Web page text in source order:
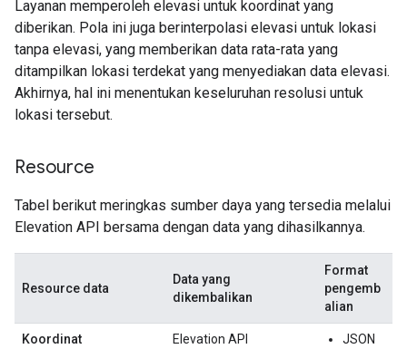
Layanan memperoleh elevasi untuk koordinat yang
diberikan. Pola ini juga berinterpolasi elevasi untuk lokasi
tanpa elevasi, yang memberikan data rata-rata yang
ditampilkan lokasi terdekat yang menyediakan data elevasi.
Akhirnya, hal ini menentukan keseluruhan resolusi untuk
lokasi tersebut.
Resource
Tabel berikut meringkas sumber daya yang tersedia melalui
Elevation API bersama dengan data yang dihasilkannya.
Resource data
Data yang
dikembalikan
Format
pengemb
alian
Koordinat
Elevation API
JSON